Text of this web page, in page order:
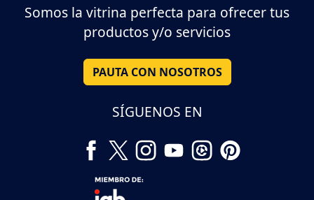
Somos la vitrina perfecta para ofrecer tus
productos y/o servicios
PAUTA CON NOSOTROS
SÍGUENOS EN